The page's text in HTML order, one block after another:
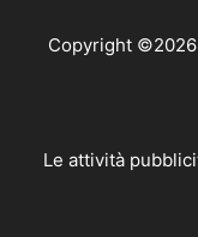
Copyright
Le attività